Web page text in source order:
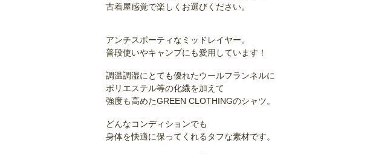
古着屋感覚で楽しくお選びください。
アンチスポーティなミッドレイヤー。
普段使いやキャンプにも愛用しています！
調温調湿にとても優れたウールフランネルに
ポリエステル等の化繊を加えて
強度も高めたGREEN CLOTHINGのシャツ。
どんなコンディションでも
身体を快適に保ってくれるタフな素材です。